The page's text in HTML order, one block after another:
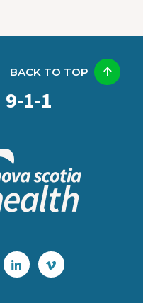
9-1-1
BACK TO TOP